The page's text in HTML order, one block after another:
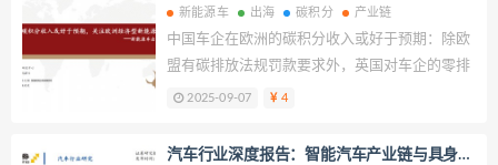
Gemini。
收入或好于预期，关注欧洲经济型新能源车产
业链
新能源车 出海 碳积分 产业链
中国车企在欧洲的碳积分收入或好于预期：除欧
盟有碳排放法规罚款要求外，英国对车企的零排
放汽车销量占比也有严格要求；不达标的车企在
的组队为例，分不同情况讨论，零跑平均每辆纯
2025-09-07 4
汽车行业深度报告：智能汽车产业链与具身智